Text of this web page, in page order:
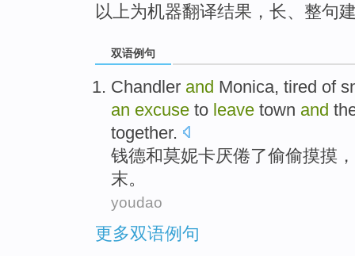
以上为机器翻译结果，长、整句
双语例句
Chandler and Monica, tired of
an excuse to leave town and
together.
钱德和莫妮卡厌倦了偷偷摸摸，
末。
youdao
更多双语例句